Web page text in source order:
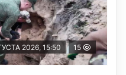
2026, 15:50 15